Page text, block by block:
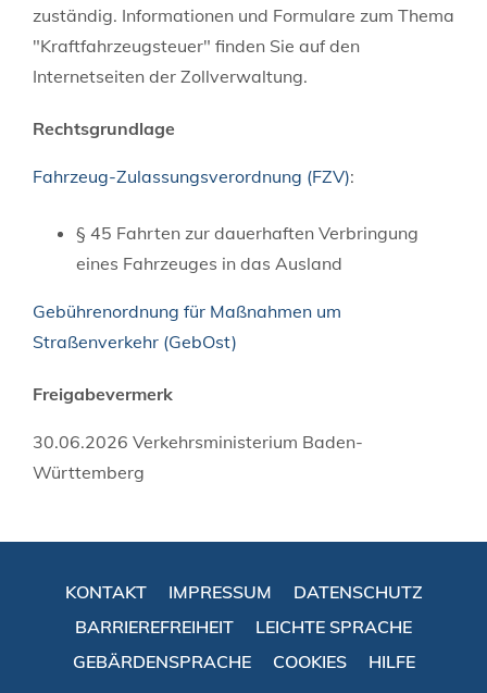
zuständig. Informationen und Formulare zum Thema
"Kraftfahrzeugsteuer" finden Sie auf den
Internetseiten der Zollverwaltung.
Rechtsgrundlage
Fahrzeug-Zulassungsverordnung (FZV):
§ 45 Fahrten zur dauerhaften Verbringung
eines Fahrzeuges in das Ausland
Gebührenordnung für Maßnahmen um
Straßenverkehr (GebOst)
Freigabevermerk
30.06.2026 Verkehrsministerium Baden-
Württemberg
KONTAKT IMPRESSUM
DATENSCHUTZ
BARRIEREFREIHEIT
LEICHTE SPRACHE
GEBÄRDENSPRACHE
COOKIES HILFE